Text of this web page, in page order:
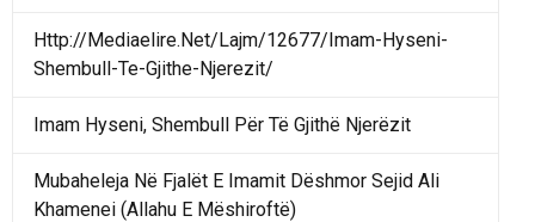
Http://Mediaelire.Net/Lajm/12677/Imam-Hyseni-
Shembull-Te-Gjithe-Njerezit/
Imam Hyseni, Shembull Për Të Gjithë Njerëzit
Mubaheleja Në Fjalët E Imamit Dëshmor Sejid Ali
Khamenei (Allahu E Mëshiroftë)